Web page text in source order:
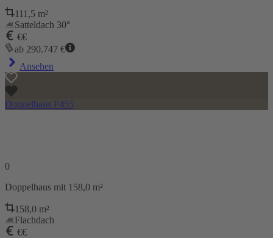
111,5 m²
Satteldach 30°
€€
ab 290.747 €
Ansehen
Doppelhaus F455
0
Doppelhaus mit 158,0 m²
158,0 m²
Flachdach
€€